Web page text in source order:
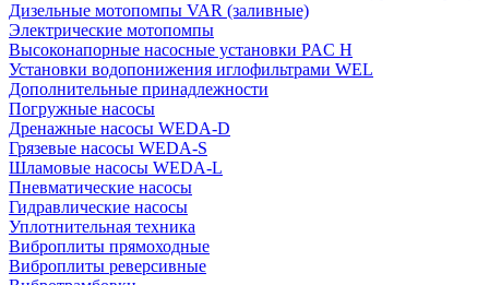
Дизельные мотопомпы VAR (заливные)
Электрические мотопомпы
Высоконапорные насосные установки PAC H
Установки водопонижения иглофильтрами WEL
Дополнительные принадлежности
Погружные насосы
Дренажные насосы WEDA-D
Грязевые насосы WEDA-S
Шламовые насосы WEDA-L
Пневматические насосы
Гидравлические насосы
Уплотнительная техника
Виброплиты прямоходные
Виброплиты реверсивные